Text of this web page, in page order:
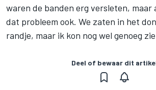
waren de banden erg versleten, maar
dat probleem ook. We zaten in het
randje, maar ik kon nog wel genoeg
Deel of bewaar dit